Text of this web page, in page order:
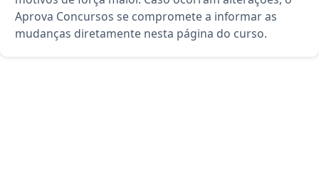
Aprova Concursos se compromete a informar as
mudanças diretamente nesta página do curso.